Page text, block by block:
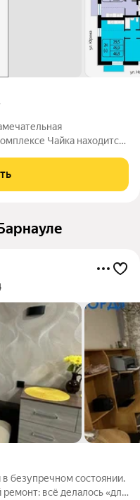
Чайка находится
районе. Все
близости от
в безупречном состоянии.
всё делалось «для